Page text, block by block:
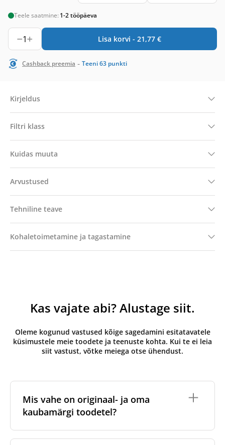
Teele saatmine: 1-2 tööpäeva
1 Lisa korvi - 21,77 €
Cashback preemia - Teeni63 punkti
Kirjeldus
Filtri klass
Kuidas muuta
Arvustused
Tehniline teave
Kohaletoimetamine ja tagastamine
Kas vajate abi? Alustage siit.
Oleme kogunud vastused kõige sagedamini esitatavatele
küsimustele meie toodete ja teenuste kohta. Kui te ei leia
siit vastust, võtke meiega otse ühendust.
Mis vahe on originaal- ja oma
kaubamärgi toodetel?